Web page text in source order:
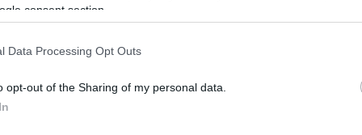
consent section.
Data Processing Opt Outs
opt-out of the Sharing of my personal data.